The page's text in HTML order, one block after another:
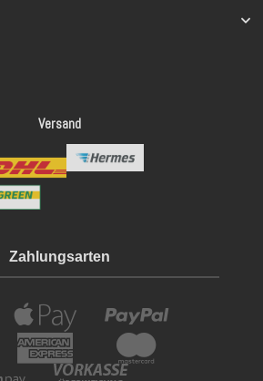
Versand
Zahlungsarten